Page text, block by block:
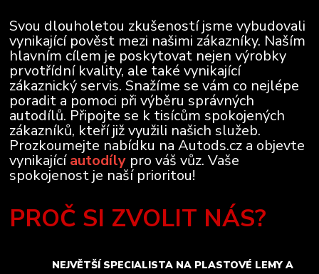
Svou dlouholetou zkušeností jsme vybudovali
vynikající pověst mezi našimi zákazníky. Naším
hlavním cílem je poskytovat nejen výrobky
prvotřídní kvality, ale také vynikající
zákaznický servis. Snažíme se vám co nejlépe
poradit a pomoci při výběru správných
autodílů. Připojte se k tisícům spokojených
zákazníků, kteří již využili našich služeb.
Prozkoumejte nabídku na Autods.cz a objevte
vynikajícíautodíly pro váš vůz. Vaše
spokojenost je naší prioritou!
PROČ SI ZVOLIT NÁS?
NEJVĚTŠÍ SPECIALISTA NA PLASTOVÉ LEMY A